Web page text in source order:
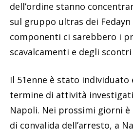
dell’ordine stanno
sul gruppo ultras dei
componenti ci sarebbero i
scavalcamenti e degli
Il 51enne è stato individuato
termine di attività
Napoli. Nei prossimi giorni è
di convalida dell’arresto, a